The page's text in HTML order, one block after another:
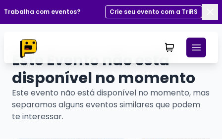
Trabalha com eventos?
Crie seu evento com a TriRS
Este Evento não está
disponível no momento
Este evento não está disponível no momento, mas
separamos alguns eventos similares que podem
te interessar.